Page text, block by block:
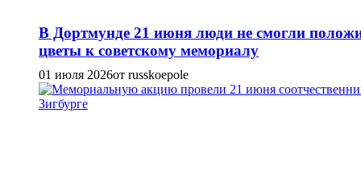
В Дортмунде 21 июня люди не смогли
цветы к советскому мемориалу
01 июля 2026от russkoepole